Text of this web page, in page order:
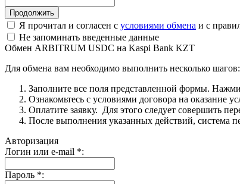
Я прочитал и согласен с условиями обмена и с
Не запоминать введенные данные
Обмен ARBITRUM USDC на Kaspi Bank KZT
Для обмена вам необходимо выполнить несколько шагов:
Заполните все поля представленной формы.
Ознакомьтесь с условиями договора на оказание
Оплатите заявку. Для этого следует совершить
После выполнения указанных действий, система
Авторизация
Логин или e-mail *:
Пароль *: